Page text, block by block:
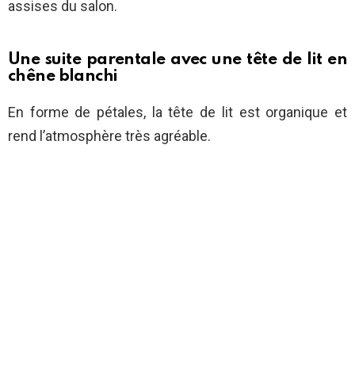
assises du salon.
Une suite parentale avec une tête de lit en
chêne blanchi
En forme de pétales, la tête de lit est organique et
rend l’atmosphère très agréable.